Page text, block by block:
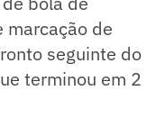
marcação de
seguinte do
terminou em 2